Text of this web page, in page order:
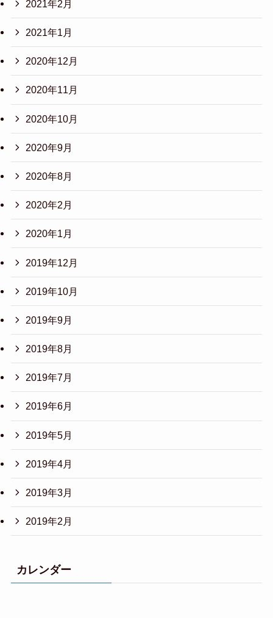
2021年2月
2021年1月
2020年12月
2020年11月
2020年10月
2020年9月
2020年8月
2020年2月
2020年1月
2019年12月
2019年10月
2019年9月
2019年8月
2019年7月
2019年6月
2019年5月
2019年4月
2019年3月
2019年2月
カレンダー